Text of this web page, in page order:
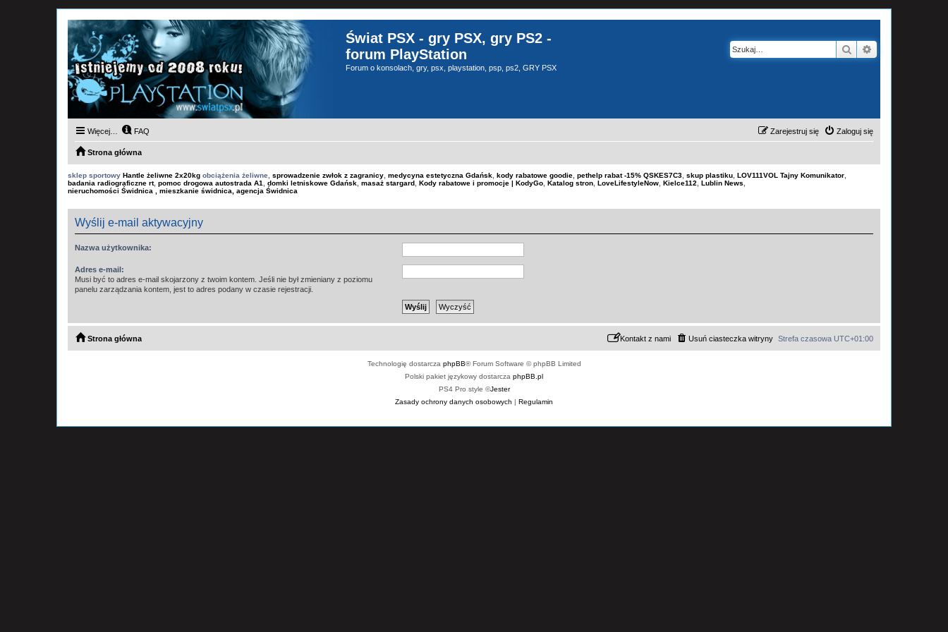
Świat PSX - gry PSX, gry PS2 -
forum PlayStation
Forum o konsolach, gry, psx, playstation, psp, ps2, GRY PSX
Szukaj
Więcej… FAQ Zaloguj się
Zarejestruj się
Strona główna
sklep sportowy Hantle żeliwne 2x20kg obciążenia żeliwne, sprowadzenie zwłok z zagranicy medycyna estetyczna Gdańsk kody rabatowe goodie pethelp rabat -15% QSKES7C3 skup plastiku LOV111VOL Tajny Komunikator
badania radiograficzne rt, pomoc drogowa autostrada A1 domki letniskowe Gdańsk masaż stargard Kody rabatowe i promocje | KodyGo Katalog stron LoveLifestyleNow Kielce112 Lublin News
nieruchomości Świdnica , mieszkanie świdnica, agencja Świdnica
Wyślij e-mail aktywacyjny
Nazwa użytkownika:
Adres e-mail:
Musi być to adres e-mail skojarzony z twoim kontem. Jeśli nie był zmieniany z poziomu
panelu zarządzania kontem, jest to adres podany w czasie rejestracji.
Strona główna Strefa czasowa UTC+01:00
Usuń ciasteczka witryny
Kontakt z nami
Technologię dostarcza phpBB® Forum Software © phpBB Limited
Polski pakiet językowy dostarcza phpBB.pl
PS4 Pro style ©Jester
Zasady ochrony danych osobowych | Regulamin